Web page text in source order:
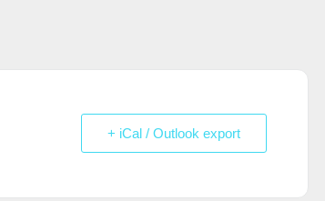
+ iCal / Outlook export